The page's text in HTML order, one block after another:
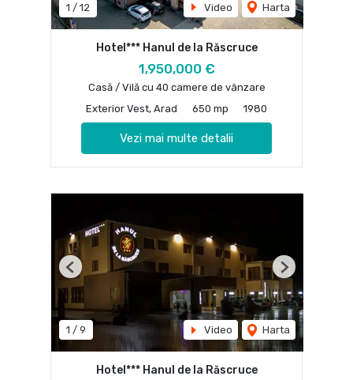
1 / 12 Video Harta
Hotel*** Hanul de la Răscruce
1,950,000 €
Casă / Vilă cu 40 camere de vânzare
Exterior Vest, Arad
650 mp 1980
Vezi mai multe detalii
1 / 9 Video Harta
Previous Next
Hotel*** Hanul de la Răscruce